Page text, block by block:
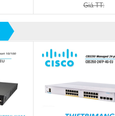
Giá TT: